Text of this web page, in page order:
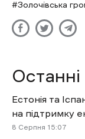
Золочівська
Естонія та
на підтримку
8 Cерпня 15:07